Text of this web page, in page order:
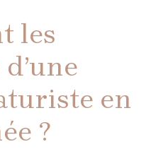
les
en
?